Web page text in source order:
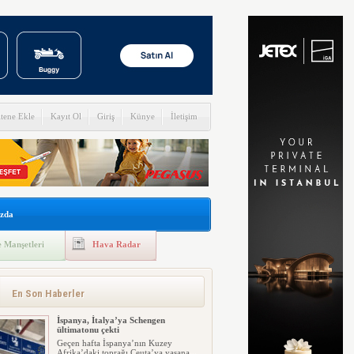
Ekle Kayıt Ol Giriş Künye İletişim
Manşetleri Hava Radar
En Son Haberler
İspanya, İtalya’ya Schengen
ültimatonu çekti
Geçen hafta İspanya’nın Kuzey